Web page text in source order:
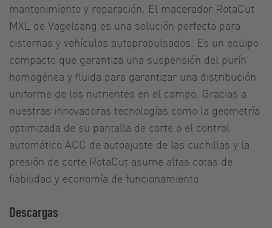
mantenimiento y reparación. El macerador RotaCut
MXL de Vogelsang es una solución perfecta para
cisternas y vehículos autopropulsados. Es un equipo
compacto que garantiza una suspensión del purín
homogénea y fluida para garantizar una distribución
uniforme de los nutrientes en el campo. Gracias a
nuestras innovadoras tecnologías como la geometría
optimizada de su pantalla de corte o el control
automático ACC de autoajuste de las cuchillas y la
presión de corte RotaCut asume altas cotas de
fiabilidad y economía de funcionamiento.
Descargas